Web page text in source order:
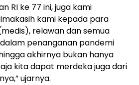
RI ke 77 ini, juga kami
kami kepada para
relawan dan semua
penanganan pandemi
akhirnya bukan hanya
kita dapat merdeka juga dari
ujarnya.